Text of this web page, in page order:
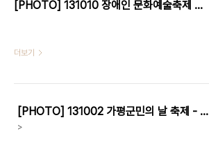
[PHOTO] 131010 장애인 문화예술축제 - 레인보우 by EPOXY
더보기
[PHOTO] 131002 가평군민의 날 축제 - 레인보우 by epoxy
>